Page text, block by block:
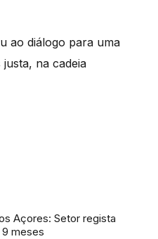
ao diálogo para uma
na cadeia
Açores: Setor regista
9 meses